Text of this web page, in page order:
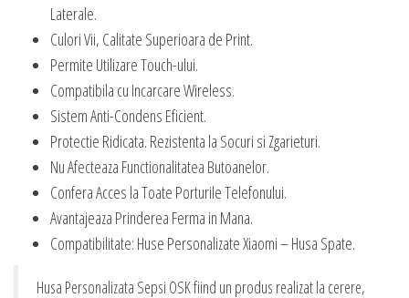
Laterale.
Culori Vii, Calitate Superioara de Print.
Permite Utilizare Touch-ului.
Compatibila cu Incarcare Wireless.
Sistem Anti-Condens Eficient.
Protectie Ridicata. Rezistenta la Socuri si Zgarieturi.
Nu Afecteaza Functionalitatea Butoanelor.
Confera Acces la Toate Porturile Telefonului.
Avantajeaza Prinderea Ferma in Mana.
Compatibilitate: Huse Personalizate Xiaomi – Husa Spate.
Husa Personalizata Sepsi OSK fiind un produs realizat la cerere,